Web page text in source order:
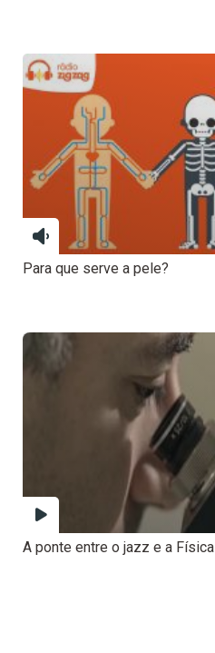
Para que serve a pele?
A ponte entre o jazz e a Física